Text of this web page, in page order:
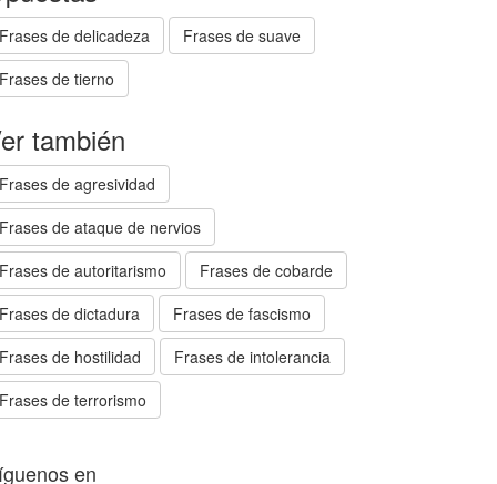
Frases de delicadeza
Frases de suave
Frases de tierno
también
Frases de agresividad
Frases de ataque de nervios
Frases de autoritarismo
Frases de cobarde
Frases de dictadura
Frases de fascismo
Frases de hostilidad
Frases de intolerancia
Frases de terrorismo
en